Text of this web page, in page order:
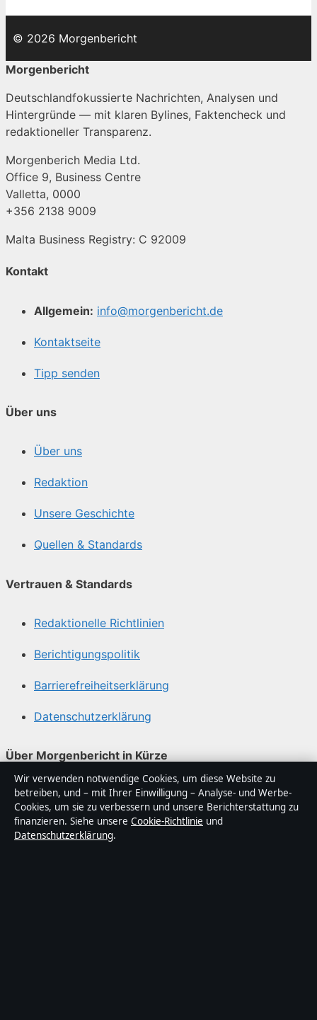
© 2026 Morgenbericht
Morgenbericht
Deutschlandfokussierte Nachrichten, Analysen und
Hintergründe — mit klaren Bylines, Faktencheck und
redaktioneller Transparenz.
Morgenberich Media Ltd.
Office 9, Business Centre
Valletta, 0000
+356 2138 9009
Malta Business Registry: C 92009
Kontakt
Allgemein: info@morgenbericht.de
Kontaktseite
Tipp senden
Über uns
Über uns
Redaktion
Unsere Geschichte
Quellen & Standards
Vertrauen & Standards
Redaktionelle Richtlinien
Berichtigungspolitik
Barrierefreiheitserklärung
Datenschutzerklärung
Über Morgenbericht in Kürze
Morgenbericht ist ein unabhängiger digitaler
Nachrichtenanbieter mit Fokus auf Politik, Wirtschaft,
Technik und Gesellschaft in Deutschland. Jeder Artikel
trägt eine Byline, wird von einem Redakteur geprüft und
Wir verwenden notwendige Cookies, um diese Website zu
betreiben, und – mit Ihrer Einwilligung – Analyse- und Werbe-
Cookies, um sie zu verbessern und unsere Berichterstattung zu
finanzieren. Siehe unsere Cookie-Richtlinie und
Datenschutzerklärung.